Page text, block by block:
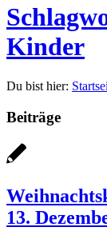
Kinder
Du bist hier:
Beiträge
13.